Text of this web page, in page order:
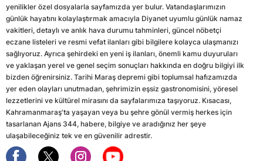
yenilikler özel dosyalarla sayfamızda yer bulur. Vatandaşlarımızın
günlük hayatını kolaylaştırmak amacıyla Diyanet uyumlu günlük namaz
vakitleri, detaylı ve anlık hava durumu tahminleri, güncel nöbetçi
eczane listeleri ve resmi vefat ilanları gibi bilgilere kolayca ulaşmanızı
sağlıyoruz. Ayrıca şehirdeki en yeni iş ilanları, önemli kamu duyuruları
ve yaklaşan yerel ve genel seçim sonuçları hakkında en doğru bilgiyi ilk
bizden öğrenirsiniz. Tarihi Maraş depremi gibi toplumsal hafızamızda
yer eden olayları unutmadan, şehrimizin eşsiz gastronomisini, yöresel
lezzetlerini ve kültürel mirasını da sayfalarımıza taşıyoruz. Kısacası,
Kahramanmaraş'ta yaşayan veya bu şehre gönül vermiş herkes için
tasarlanan Ajans 344, habere, bilgiye ve aradığınız her şeye
ulaşabileceğiniz tek ve en güvenilir adrestir.